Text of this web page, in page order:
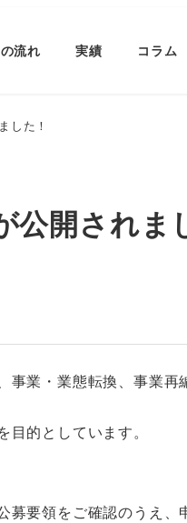
流れ 実績 コラム
した！
開されま
業・業態転換、事業
的としています。
要領をご確認のうえ、